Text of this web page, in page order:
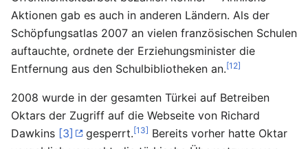
Aktionen gab es auch in anderen Ländern. Als der
Schöpfungsatlas 2007 an vielen französischen Schulen
auftauchte, ordnete der Erziehungsminister die
Entfernung aus den Schulbibliotheken an.[12]
2008 wurde in der gesamten Türkei auf Betreiben
Oktars der Zugriff auf die Webseite von Richard
Dawkins [3] gesperrt.[13] Bereits vorher hatte Oktar